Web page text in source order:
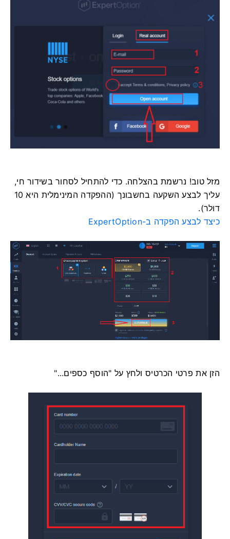
מזל טוב! נרשמת בהצלחה. כדי להתחיל לסחור בשידור חי,
עליך לבצע השקעה בחשבונך (ההפקדה המינימלית היא 10
דולר).
כיצד לבצע הפקדה ב-ExpertOption
הזן את פרטי הכרטיס ולחץ על "הוסף כספים..."